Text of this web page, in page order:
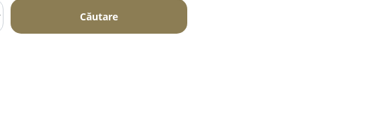
Căutare